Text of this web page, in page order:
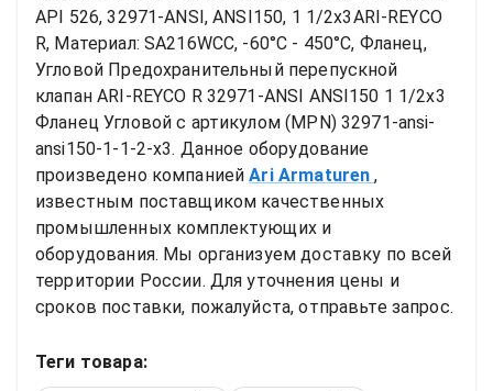
API 526, 32971-ANSI, ANSI150, 1 1/2x3ARI-REYCO
R, Материал: SA216WCC, -60°C - 450°C, Фланец,
Угловой Предохранительный перепускной
клапан ARI-REYCO R 32971-ANSI ANSI150 1 1/2x3
Фланец Угловой с артикулом (MPN) 32971-ansi-
ansi150-1-1-2-x3. Данное оборудование
произведено компанией Ari Armaturen ,
известным поставщиком качественных
промышленных комплектующих и
оборудования. Мы организуем доставку по всей
территории России. Для уточнения цены и
сроков поставки, пожалуйста, отправьте запрос.
Теги товара: